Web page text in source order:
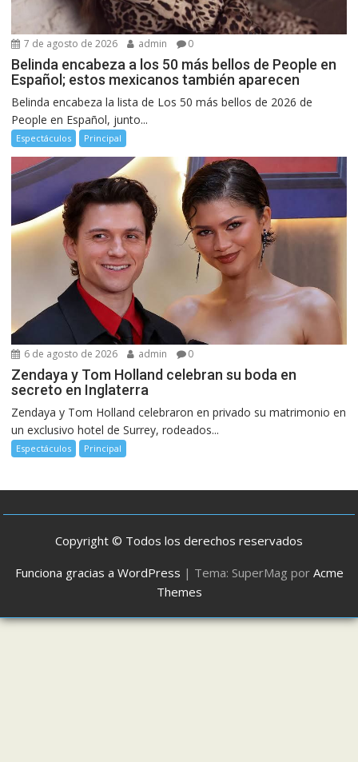
7 de agosto de 2026 admin 0
Belinda encabeza a los 50 más bellos de People en
Español; estos mexicanos también aparecen
Belinda encabeza la lista de Los 50 más bellos de 2026 de
People en Español, junto...
Espectáculos Principal
6 de agosto de 2026 admin 0
Zendaya y Tom Holland celebran su boda en
secreto en Inglaterra
Zendaya y Tom Holland celebraron en privado su matrimonio en
un exclusivo hotel de Surrey, rodeados...
Espectáculos Principal
Copyright © Todos los derechos reservados
Funciona gracias a WordPress | Tema: SuperMag por Acme
Themes